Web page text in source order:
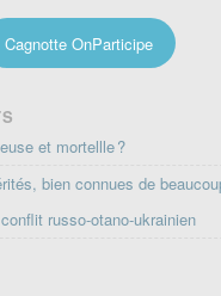
Cagnotte OnParticipe
et mortellle ?
bien connues de
russo-otano-ukrainien